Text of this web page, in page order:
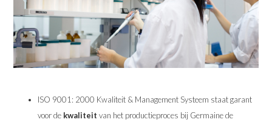
ISO 9001: 2000 Kwaliteit & Management Systeem staat garant
voor de kwaliteitvan het productieproces bij Germaine de